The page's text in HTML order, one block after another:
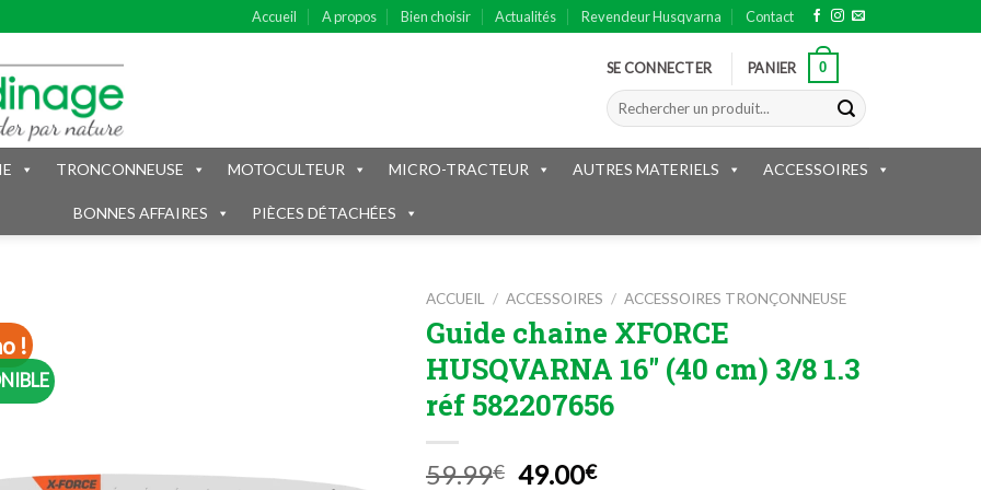
Accueil A propos Bien choisir Actualités Revendeur Husqvarna Contact
SE CONNECTER PANIER
0
Recherche
pour :
TRONCONNEUSE MOTOCULTEUR MICRO-TRACTEUR AUTRES MATERIELS ACCESSOIRES
BONNES AFFAIRES PIÈCES DÉTACHÉES
!
ACCUEIL / ACCESSOIRES / ACCESSOIRES TRONÇONNEUSE
Guide chaine XFORCE
HUSQVARNA 16″ (40 cm) 3/8 1.3
réf 582207656
59.99€ Le
49.00€Le